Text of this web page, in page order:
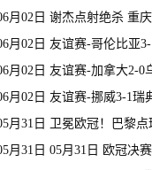
月02日 谢杰点射绝杀 重
月02日 友谊赛-哥伦比亚
月02日 友谊赛-加拿大2-
月02日 友谊赛-挪威3-1瑞
月31日 卫冕欧冠！巴黎
月31日 05月31日 欧冠决